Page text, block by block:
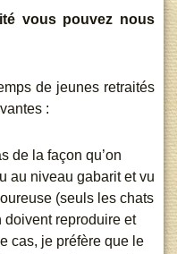
vous pouvez nous
de jeunes retraités
:
de la façon qu’on
au niveau gabarit et vu
(seuls les chats
reproduire et
cas, je préfère que le